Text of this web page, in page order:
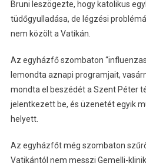
Bruni leszögezte, hogy katolikus
tüdőgyulladása, de légzési
nem közölt a Vatikán.
Az egyházfő szombaton
lemondta aznapi programjait,
mondta el beszédét a Szent Péter
jelentkezett be, és üzenetét egyik
helyett.
Az egyházfőt még szombaton
Vatikántól nem messzi Gemelli-